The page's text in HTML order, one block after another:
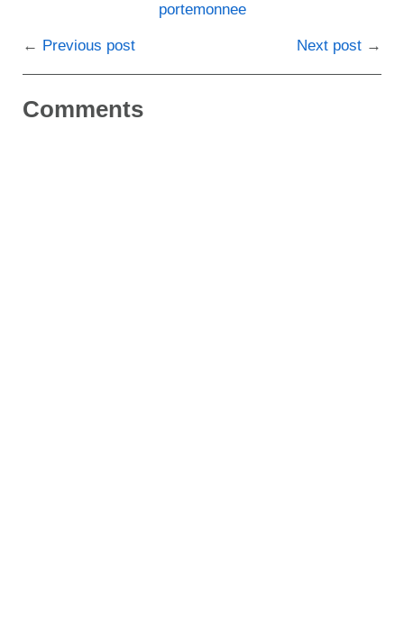
portemonnee
Previous post Next post
Comments